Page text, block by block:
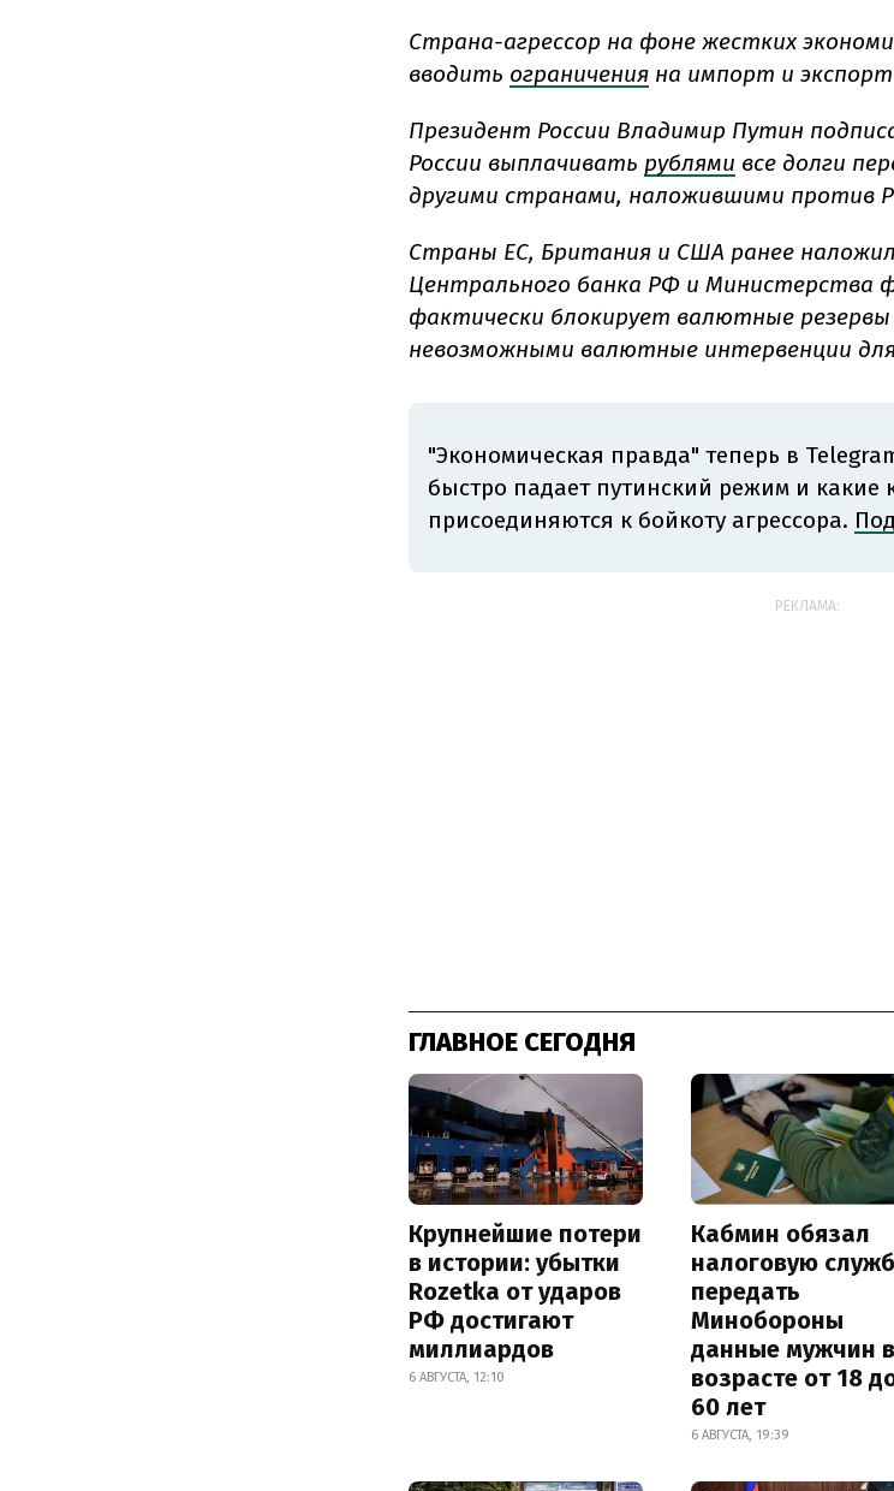
Страна-агрессор на фоне жестких
вводить ограничения на импорт и экспорт
Президент России Владимир Путин
России выплачивать рублями все долги
другими странами, наложившими против
Страны ЕС, Британия и США ранее
Центрального банка РФ и Министерства
фактически блокирует валютные резервы
невозможными валютные интервенции для
"Экономическая правда" теперь в
быстро падает путинский режим и какие
присоединяются к бойкоту агрессора.
РЕКЛАМА:
ГЛАВНОЕ СЕГОДНЯ
Крупнейшие потери
в истории: убытки
Rozetka от ударов
РФ достигают
миллиардов
6 АВГУСТА, 12:10
Кабмин обязал
налоговую
передать
Минобороны
данные мужчин в
возрасте от 18
60 лет
6 АВГУСТА, 19:39